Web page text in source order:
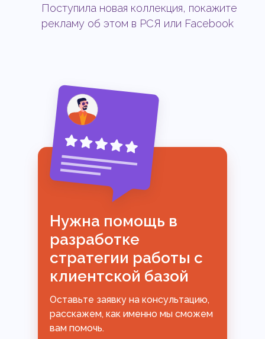
Поступила новая коллекция, покажите
рекламу об этом в РСЯ или Facebook
Нужна помощь в
разработке
стратегии работы с
клиентской базой
Оставьте заявку на консультацию,
расскажем, как именно мы сможем
вам помочь.